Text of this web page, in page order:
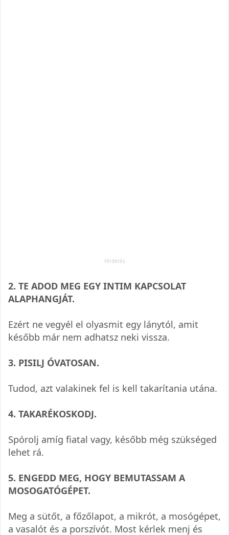
2. TE ADOD MEG EGY INTIM KAP­CSO­LAT
ALAPHANGJÁT.
Ezért ne vegyél el olyas­mit egy lány­tól, amit
később már nem adhatsz neki vissza.
3. PISILJ ÓVATOSAN.
Tudod, azt vala­ki­nek fel is kell taka­rí­ta­nia utána.
4. TAKA­RÉ­KOS­KODJ.
Spó­rolj amíg fia­tal vagy, később még szük­sé­ged
lehet rá.
5. ENGEDD MEG, HOGY BEMU­TAS­SAM A
MOSOGATÓGÉPET.
Meg a sütőt, a főző­la­pot, a mik­rót, a mosó­gé­pet,
a vasa­lót és a por­szí­vót. Most kér­lek menj és